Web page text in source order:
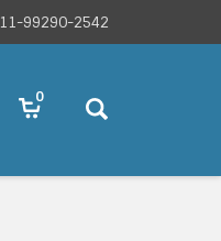
11-99290-2542
0